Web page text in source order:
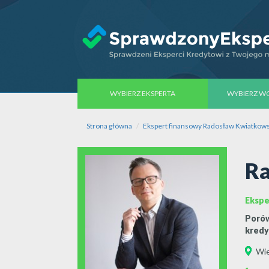
WYBIERZ EKSPERTA WYBIERZ
Strona główna Ekspert finansowy Radosław